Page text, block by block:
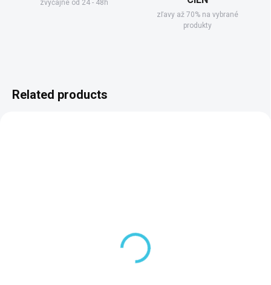
zvyčajne od 24 - 48h
zľavy až 70% na vybrané
produkty
Related products
Polysan VARESA 120x80